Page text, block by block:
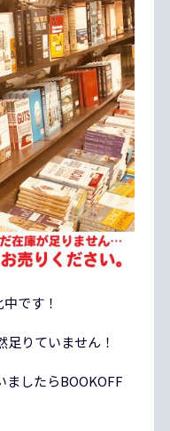
です！
りていません！
ましたらBOOKOFF